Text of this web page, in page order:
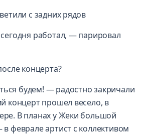
с задних рядов
работал, — парировал
концерта?
будем! — радостно закричали
концерт прошел весело, в
В планах у Жеки большой
феврале артист с коллективом